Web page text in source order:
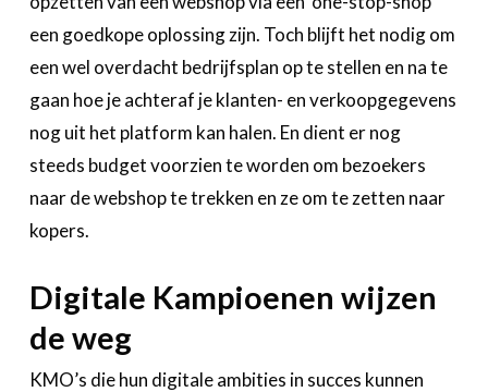
een goedkope oplossing zijn. Toch blijft het nodig om
een wel overdacht bedrijfsplan op te stellen en na te
gaan hoe je achteraf je klanten- en verkoopgegevens
nog uit het platform kan halen. En dient er nog
steeds budget voorzien te worden om bezoekers
naar de webshop te trekken en ze om te zetten naar
kopers.
Digitale Kampioenen wijzen
de weg
KMO’s die hun digitale ambities in succes kunnen